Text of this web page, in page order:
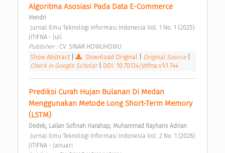
Algoritma Asosiasi Pada Data E-Commerce
Hendri
JITIFNA - Juli
Publisher : CV. SINAR HOWUHOWU
Show Abstract
Download Original Original Source
Check in Google Scholar
DOI: 10.70134/jitifna.v1i1.744
Prediksi Curah Hujan Bulanan Di Medan
Menggunakan Metode Long Short-Term Memory
(LSTM)
Dedek; Lailan Sofinah Harahap; Muhammad Rayhans Adrian
JITIFNA - Januari